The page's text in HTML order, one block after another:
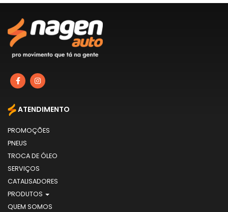
ATENDIMENTO
PROMOÇÕES
PNEUS
TROCA DE ÓLEO
SERVIÇOS
CATALISADORES
PRODUTOS
QUEM SOMOS